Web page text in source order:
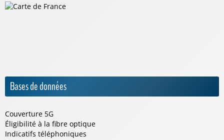
Bases de données
Couverture 5G
Éligibilité à la fibre optique
Indicatifs téléphoniques